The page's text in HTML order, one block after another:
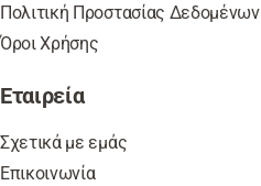
Πολιτική Προστασίας Δεδομένων
Όροι Χρήσης
Εταιρεία
Σχετικά με εμάς
Επικοινωνία